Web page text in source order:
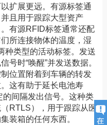
扩展更远。有源标签通
且用于跟踪大型资产
有源RFID标签通常还配
所连接物体的温度，湿
种类型的活动标签。发送
号时“唤醒”并发送数据。
位置附着到车辆的转发
这有助于延长电池寿
间隔发出信号。这种类
RTLS），用于跟踪从医
装箱的任何东西。